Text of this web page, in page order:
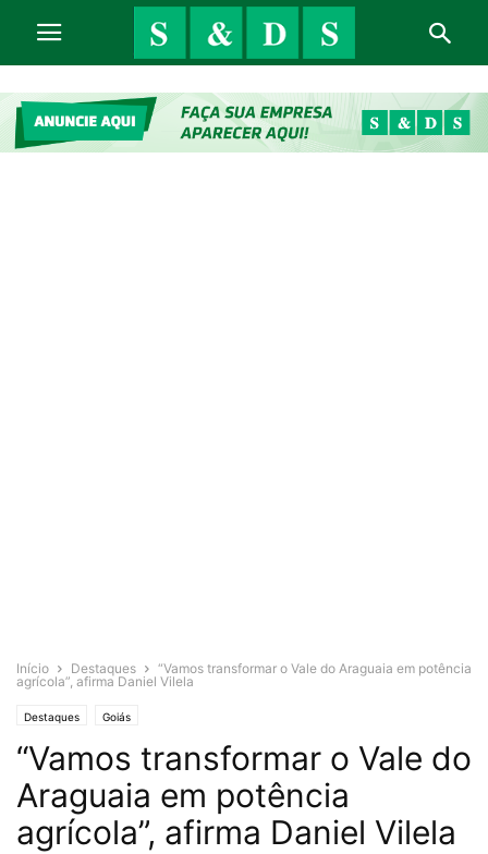
Início Destaques
“Vamos transformar o Vale do Araguaia em potência
agrícola”, afirma Daniel Vilela
Destaques Goiás
“Vamos transformar o Vale do
Araguaia em potência
agrícola”, afirma Daniel Vilela